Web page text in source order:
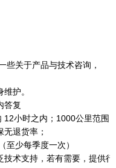
些关于产品与技术咨询，
护。
答复
小时之内；1000公里范围
退货率；
至少每季度一次）
术支持，若有需要，提供